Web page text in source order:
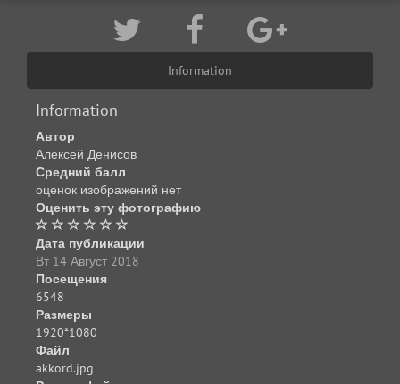
Information
Information
Автор
Алексей Денисов
Средний балл
оценок изображений нет
Оценить эту фотографию
Дата публикации
Вт 14 Август 2018
Посещения
6548
Размеры
1920*1080
Файл
akkord.jpg